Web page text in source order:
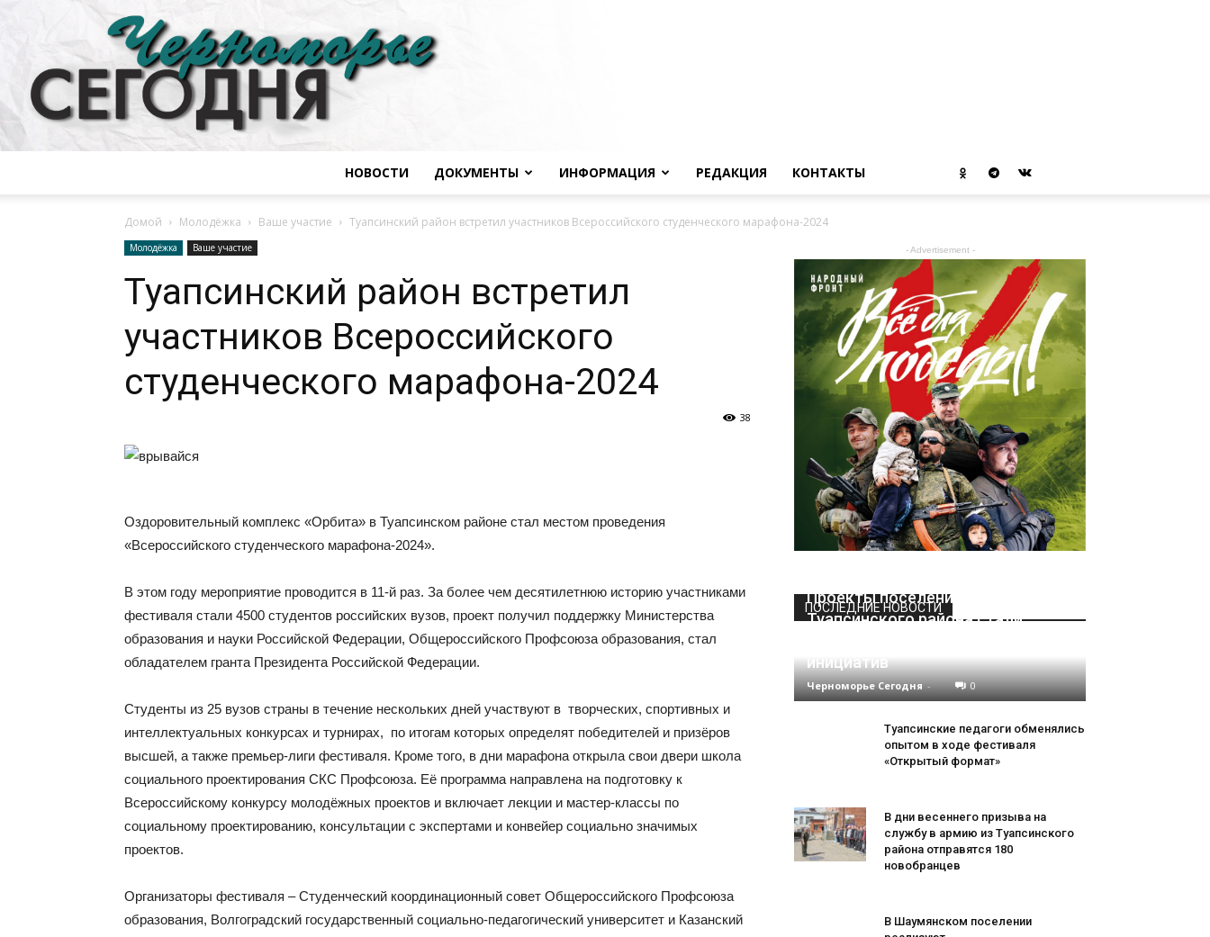
НОВОСТИ ДОКУМЕНТЫ ИНФОРМАЦИЯ РЕДАКЦИЯ КОНТАКТЫ
Домой Молодёжка Ваше участие Туапсинский район встретил участников Всероссийского студенческого марафона-2024
Молодёжка Ваше участие
Туапсинский район встретил
участников Всероссийского
студенческого марафона-2024
38
Оздоровительный комплекс «Орбита» в Туапсинском районе стал местом проведения
«Всероссийского студенческого марафона-2024».
В этом году мероприятие проводится в 11-й раз. За более чем десятилетнюю историю участниками
фестиваля стали 4500 студентов российских вузов, проект получил поддержку Министерства
образования и науки Российской Федерации, Общероссийского Профсоюза образования, стал
обладателем гранта Президента Российской Федерации.
Студенты из 25 вузов страны в течение нескольких дней участвуют в творческих, спортивных и
интеллектуальных конкурсах и турнирах, по итогам которых определят победителей и призёров
высшей, а также премьер-лиги фестиваля. Кроме того, в дни марафона открыла свои двери школа
социального проектирования СКС Профсоюза. Её программа направлена на подготовку к
Всероссийскому конкурсу молодёжных проектов и включает лекции и мастер-классы по
социальному проектированию, консультации с экспертами и конвейер социально значимых
проектов.
Организаторы фестиваля – Студенческий координационный совет Общероссийского Профсоюза
образования, Волгоградский государственный социально-педагогический университет и Казанский
- Advertisement -
ПОСЛЕДНИЕ НОВОСТИ
Проекты поселений
Туапсинского района стали
инициатив
Черноморье Сегодня - 0
Туапсинские педагоги обменялись
опытом в ходе фестиваля
«Открытый формат»
В дни весеннего призыва на
службу в армию из Туапсинского
района отправятся 180
новобранцев
В Шаумянском поселении